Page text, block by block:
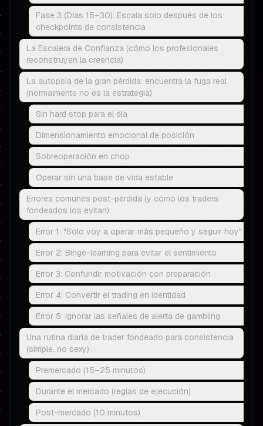
Fase 3 (Días 15–30): Escala solo después de los
checkpoints de consistencia
La Escalera de Confianza (cómo los profesionales
reconstruyen la creencia)
La autopsia de la gran pérdida: encuentra la fuga real
(normalmente no es la estrategia)
Sin hard stop para el día
Dimensionamiento emocional de posición
Sobreoperación en chop
Operar sin una base de vida estable
Errores comunes post-pérdida (y cómo los traders
fondeados los evitan)
Error 1: "Solo voy a operar más pequeño y seguir hoy"
Error 2: Binge-learning para evitar el sentimiento
Error 3: Confundir motivación con preparación
Error 4: Convertir el trading en identidad
Error 5: Ignorar las señales de alerta de gambling
Una rutina diaria de trader fondeado para consistencia
(simple, no sexy)
Premercado (15–25 minutos)
Durante el mercado (reglas de ejecución)
Post-mercado (10 minutos)